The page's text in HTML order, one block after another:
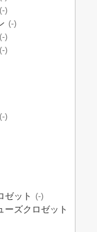
(-)
(-)
(-)
(-)
(-)
ゼット (-)
ーズクロゼット